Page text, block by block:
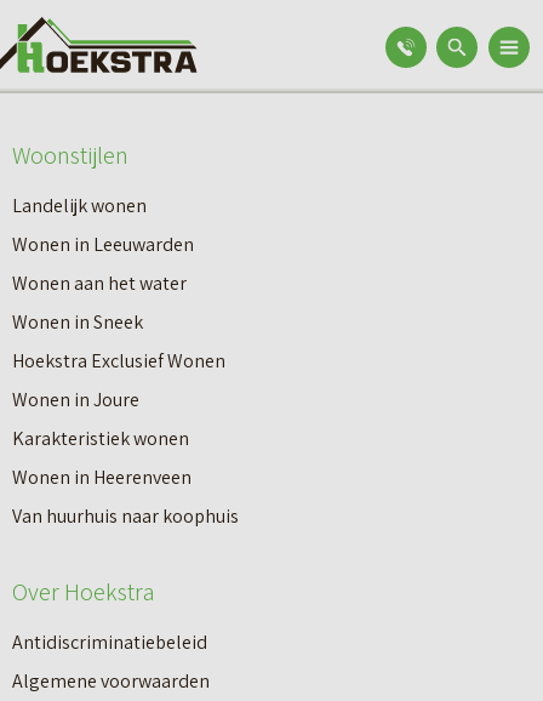
Woonstijlen
Landelijk wonen
Wonen in Leeuwarden
Wonen aan het water
Wonen in Sneek
Hoekstra Exclusief Wonen
Wonen in Joure
Karakteristiek wonen
Wonen in Heerenveen
Van huurhuis naar koophuis
Over Hoekstra
Antidiscriminatiebeleid
Algemene voorwaarden